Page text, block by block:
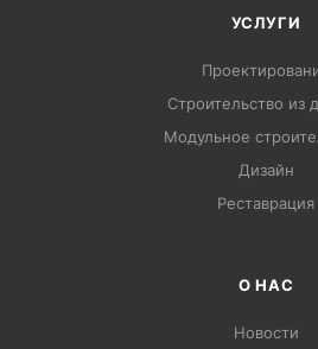
УСЛУГИ
Строительство из
Модульное
Дизайн
Pеставрация
О НАС
Новости